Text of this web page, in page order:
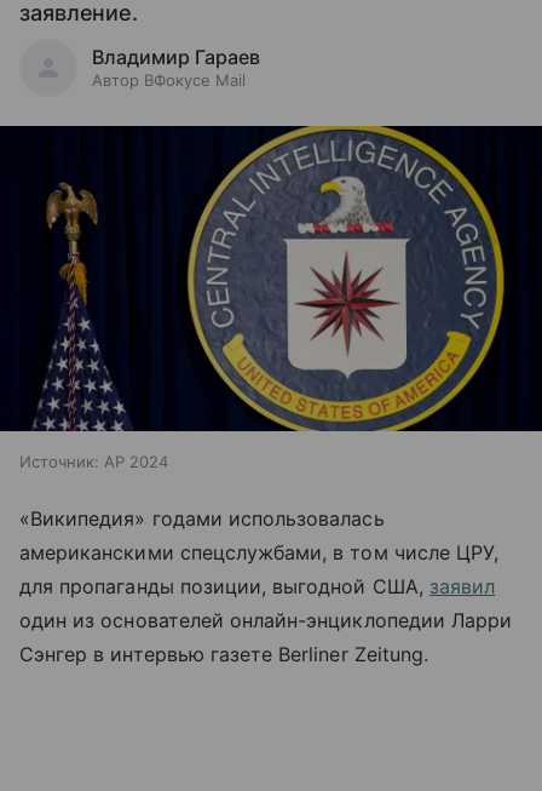
заявление.
Владимир Гараев
Автор ВФокусе Mail
Источник: AP 2024
«Википедия» годами использовалась
американскими спецслужбами, в том числе ЦРУ,
для пропаганды позиции, выгодной США, заявил
один из основателей онлайн-энциклопедии Ларри
Сэнгер в интервью газете Berliner Zeitung.